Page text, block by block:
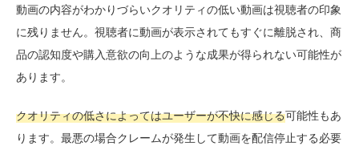
動画の内容がわかりづらいクオリティの低い動画は視聴者の印象
に残りません。視聴者に動画が表示されてもすぐに離脱され、商
品の認知度や購入意欲の向上のような成果が得られない可能性が
あります。
クオリティの低さによってはユーザーが不快に感じる可能性もあ
ります。最悪の場合クレームが発生して動画を配信停止する必要